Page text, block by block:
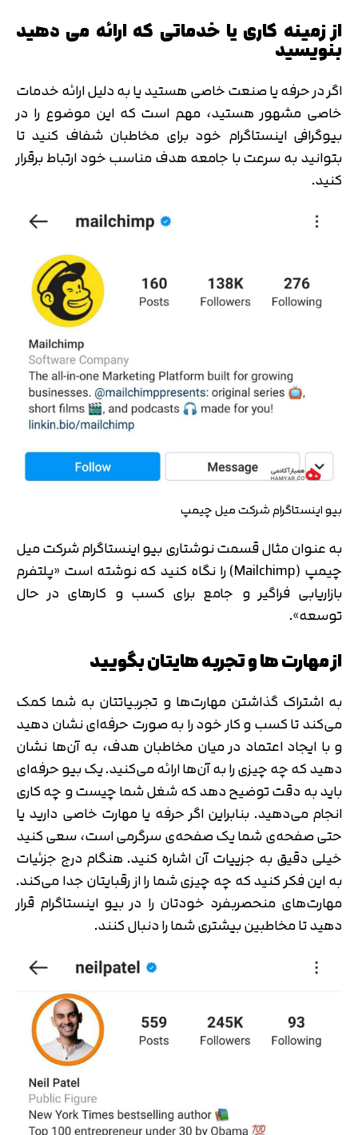
از زمینه کاری یا خدماتی که ارائه می دهید
بنویسید
اگر در حرفه یا صنعت خاصی هستید یا به دلیل ارائه خدمات
خاصی مشهور هستید، مهم است که این موضوع را در
بیوگرافی اینستاگرام خود برای مخاطبان شفاف کنید تا
بتوانید به سرعت با جامعه هدف مناسب خود ارتباط برقرار
کنید.
بیو اینستاگرام شرکت میل چیمپ
به عنوان مثال قسمت نوشتاری بیو اینستاگرام شرکت میل
چیمپ (Mailchimp) را نگاه کنید که نوشته است «پلتفرم
بازاریابی فراگیر و جامع برای کسب و کارهای در حال
توسعه».
از مهارت ها و تجربه هایتان بگویید
به اشتراک گذاشتن مهارت‌ها و تجربیاتتان به شما کمک
می‌کند تا کسب و کار خود را به صورت حرفه‌ای نشان دهید
و با ایجاد اعتماد در میان مخاطبان هدف، به آن‌ها نشان
دهید که چه چیزی را به آن‌ها ارائه می‌کنید. یک بیو حرفه‌ای
باید به دقت توضیح دهد که شغل شما چیست و چه کاری
انجام می‌دهید. بنابراین اگر حرفه یا مهارت خاصی دارید یا
حتی صفحه‌ی شما یک صفحه‌ی سرگرمی است، سعی کنید
خیلی دقیق به جزيیات آن اشاره کنید. هنگام درج جزئیات
به این فکر کنید که چه چیزی شما را از رقبایتان جدا می‌کند.
مهارت‌های منحصربفرد خودتان را در بیو اینستاگرام قرار
دهید تا مخاطبین بیشتری شما را دنبال کنند.
اصلاح شماره